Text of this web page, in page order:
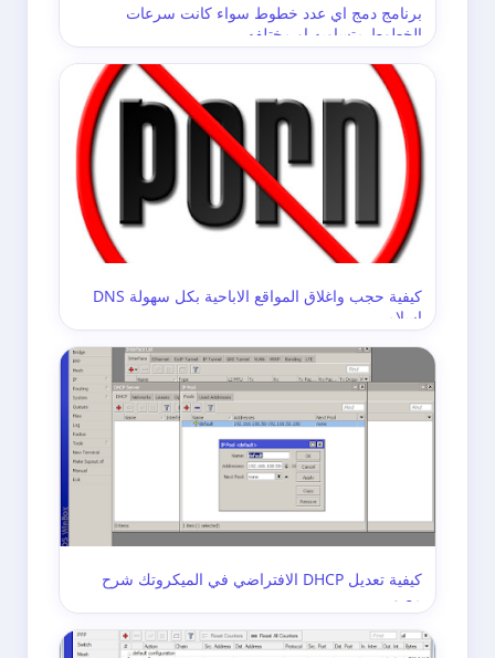
برنامج دمج اي عدد خطوط سواء كانت سرعات
الخطوط متساويه او مختلفه
كيفية حجب واغلاق المواقع الاباحية بكل سهولة DNS
اسلامي
كيفية تعديل DHCP الافتراضي في الميكروتك شرح
مصور